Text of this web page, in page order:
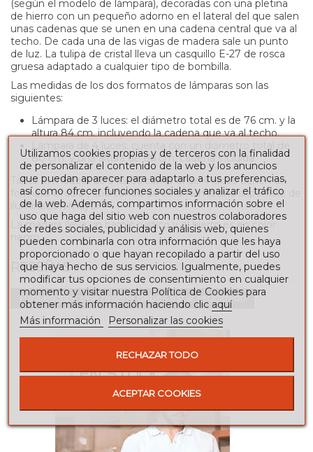
(según el modelo de lámpara), decoradas con una pletina
de hierro con un pequeño adorno en el lateral del que salen
unas cadenas que se unen en una cadena central que va al
techo. De cada una de las vigas de madera sale un punto
de luz. La tulipa de cristal lleva un casquillo E-27 de rosca
gruesa adaptado a cualquier tipo de bombilla.
Las medidas de los dos formatos de lámparas son las
siguientes:
Lámpara de 3 luces: el diámetro total es de 76 cm. y la
altura 84 cm. incluyendo la cadena que va al techo.
80 cm. y una altura de 86 cm. cadena incluida.
Tanto el modelo de 3 luces como el de 4 luces tienen un
formato circular, abarcando de esta forma una superficie de
iluminación mayor.
La madera lleva un barniz rústico y el hierro es en color
negro.
RESEÑAS
Para escribir una reseña debes estar registrado
Utilizamos cookies propias y de terceros con la finalidad
de personalizar el contenido de la web y los anuncios
que puedan aparecer para adaptarlo a tus preferencias,
así como ofrecer funciones sociales y analizar el tráfico
de la web. Además, compartimos información sobre el
uso que haga del sitio web con nuestros colaboradores
de redes sociales, publicidad y análisis web, quienes
pueden combinarla con otra información que les haya
proporcionado o que hayan recopilado a partir del uso
que haya hecho de sus servicios. Igualmente, puedes
modificar tus opciones de consentimiento en cualquier
momento y visitar nuestra Política de Cookies para
obtener más información haciendo clic aquí
Más información
Personalizar las cookies
RECHAZAR TODO
ACEPTAR COOKIES